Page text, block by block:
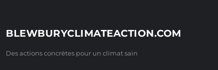
BLEWBURYCLIMATEACTION.COM
Des actions concrètes pour un climat sain